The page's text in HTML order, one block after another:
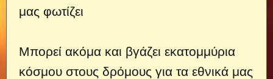
μας φωτίζει
Μπορεί ακόμα και βγάζει εκατομμύρια
κόσμου στους δρόμους για τα εθνικά μας